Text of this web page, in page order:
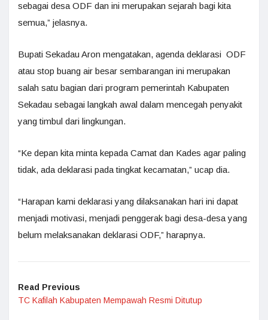
sebagai desa ODF dan ini merupakan sejarah bagi kita
semua,” jelasnya.
Bupati Sekadau Aron mengatakan, agenda deklarasi ODF
atau stop buang air besar sembarangan ini merupakan
salah satu bagian dari program pemerintah Kabupaten
Sekadau sebagai langkah awal dalam mencegah penyakit
yang timbul dari lingkungan.
“Ke depan kita minta kepada Camat dan Kades agar paling
tidak, ada deklarasi pada tingkat kecamatan,” ucap dia.
“Harapan kami deklarasi yang dilaksanakan hari ini dapat
menjadi motivasi, menjadi penggerak bagi desa-desa yang
belum melaksanakan deklarasi ODF,” harapnya.
Read Previous
TC Kafilah Kabupaten Mempawah Resmi Ditutup